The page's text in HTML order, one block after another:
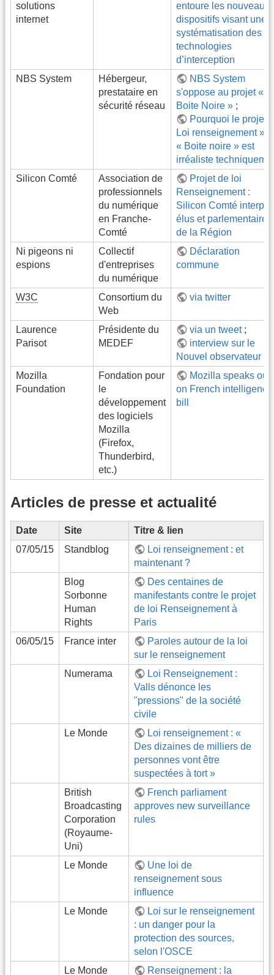
solutions
internet
entoure les nouveaux
dispositifs visant une
systématisation des
technologies
d’interception
NBS System
Hébergeur,
prestataire en
sécurité réseau
NBS System
s'oppose au projet «
Boite Noire » ;
Pourquoi le projet
Loi renseignement »
« Boite noire » est
irréaliste
Silicon Comté
Association de
professionnels
du numérique
en Franche-
Comté
Projet de loi
Renseignement :
Silicon Comté
élus et parlementaires
de la Région
Ni pigeons ni
espions
Collectif
d'entreprises
du numérique
Déclaration
commune
W3C
Consortium du
Web
via twitter
Laurence
Parisot
Présidente du
MEDEF
via un tweet;
interview sur le
Nouvel observateur
Mozilla
Foundation
Fondation pour
le
développement
des logiciels
Mozilla
(Firefox,
Thunderbird,
etc.)
Mozilla speaks out
on French intelligence
bill
Articles de presse et actualité
Date Site
Titre & lien
07/05/15
Standblog
Loi renseignement : et
maintenant ?
Blog
Sorbonne
Human
Rights
Des centaines de
manifestants contre le projet
de loi Renseignement à
Paris
06/05/15
France inter
Paroles autour de la loi
sur le renseignement
Numerama
Loi Renseignement :
Valls dénonce les
"pressions" de la société
civile
Le Monde
Loi renseignement : «
Des dizaines de milliers de
personnes vont être
suspectées à tort »
British
Broadcasting
Corporation
(Royaume-
Uni)
French parliament
approves new surveillance
rules
Le Monde
Une loi de
renseignement sous
influence
Le Monde
Loi sur le renseignement
: un danger pour la
protection des sources,
selon l'OSCE
Le Monde
Renseignement : la